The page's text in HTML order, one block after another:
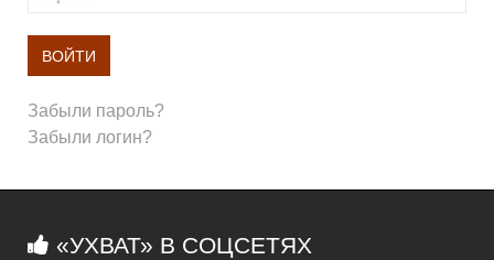
ВОЙТИ
Забыли пароль?
Забыли логин?
«УХВАТ» В СОЦСЕТЯХ